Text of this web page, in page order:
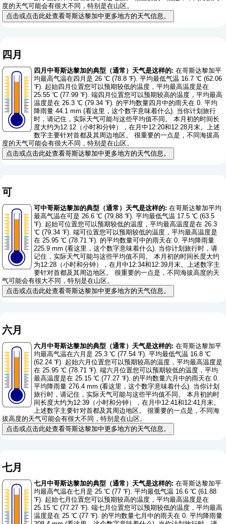
度的天气可能会有很大不同，特别是在山区。
点击或点击此处查看哥斯达黎加中更多地方的天气信息。
四月
四月中哥斯达黎加的典型（通常）天气是这样的: 在哥斯达黎加平
均最高气温在四月是 26 ℃ (78.8 ℉). 平均最低气温 16.7 ℃ (62.06
℉). 起始四月位置您可以预期较低的温度，平均最高温度是在
25.55 ℃ (77.99 ℉). 端四月位置您可以预期较高的温度，平均最高
温度是在 26.3 ℃ (79.34 ℉). 的平均数量四月中的雨天在 0. 平均
降雨量 44.1 mm (看这里，这个数字意味着什么). 当你计划旅行
时，请记住，实际天气可能与这些平均值不同。 本月初的时间长
度大约为12:12（小时和分钟），在月中12:20和12:28月末。上述
数字主要针对首都及其周边地区。 很重要的一点是，不同海拔高
度的天气可能会有很大不同，特别是在山区。
点击或点击此处查看哥斯达黎加中更多地方的天气信息。
可
可中哥斯达黎加的典型（通常）天气是这样的: 在哥斯达黎加平均
最高气温在可是 26.6 ℃ (79.88 ℉). 平均最低气温 17.5 ℃ (63.5
℉). 起始可位置您可以预期较低的温度，平均最高温度是在 26.3
℃ (79.34 ℉). 端可位置您可以预期较低的温度，平均最高温度是
在 25.95 ℃ (78.71 ℉). 的平均数量可中的雨天在 0. 平均降雨量
225.9 mm (看这里，这个数字意味着什么). 当你计划旅行时，请
记住，实际天气可能与这些平均值不同。 本月初的时间长度大约
为12:28（小时和分钟），在月中12:34和12:39月末。上述数字主
要针对首都及其周边地区。 很重要的一点是，不同海拔高度的天
气可能会有很大不同，特别是在山区。
点击或点击此处查看哥斯达黎加中更多地方的天气信息。
六月
六月中哥斯达黎加的典型（通常）天气是这样的: 在哥斯达黎加平
均最高气温在六月是 25.3 ℃ (77.54 ℉). 平均最低气温 16.8 ℃
(62.24 ℉). 起始六月位置您可以预期较高的温度，平均最高温度是
在 25.95 ℃ (78.71 ℉). 端六月位置您可以预期较低的温度，平均
最高温度是在 25.15 ℃ (77.27 ℉). 的平均数量六月中的雨天在 0.
平均降雨量 276.4 mm (看这里，这个数字意味着什么). 当你计划
旅行时，请记住，实际天气可能与这些平均值不同。 本月初的时
间长度大约为12:39（小时和分钟），在月中12:41和12:41月末。
上述数字主要针对首都及其周边地区。 很重要的一点是，不同海
拔高度的天气可能会有很大不同，特别是在山区。
点击或点击此处查看哥斯达黎加中更多地方的天气信息。
七月
七月中哥斯达黎加的典型（通常）天气是这样的: 在哥斯达黎加平
均最高气温在七月是 25 ℃ (77 ℉). 平均最低气温 16.6 ℃ (61.88
℉). 起始七月位置您可以预期较高的温度，平均最高温度是在
25.15 ℃ (77.27 ℉). 端七月位置您可以预期较低的温度，平均最高
温度是在 25 ℃ (77 ℉). 的平均数量七月中的雨天在 0. 平均降雨量